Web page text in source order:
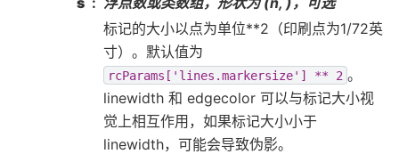
标记的大小以点为单位**2（印刷点为1/72英
寸）。默认值为
rcParams['lines.markersize'] ** 2 。
linewidth 和 edgecolor 可以与标记大小视
觉上相互作用，如果标记大小小于
linewidth，可能会导致伪影。